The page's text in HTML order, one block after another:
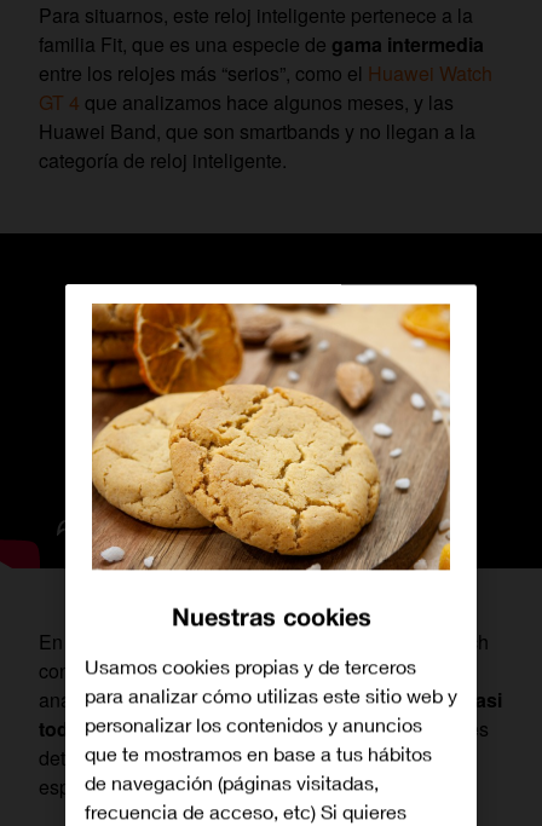
Para situarnos, este reloj inteligente pertenece a la
familia Fit, que es una especie de gama intermedia
entre los relojes más “serios”, como el Huawei Watch
GT 4 que analizamos hace algunos meses, y las
Huawei Band, que son smartbands y no llegan a la
categoría de reloj inteligente.
En este caso sí estamos hablando de un smartwatch
con todas las letras (como vamos a ver en este
análisis sobre el papel) y además uno quereúne casi
todo lo que se puede pedir. Veámoslo no sin antes
detenernos, como viene siendo habitual, en sus
especificaciones principales:
Nuestras cookies
Usamos cookies propias y de terceros
para analizar cómo utilizas este sitio web y
personalizar los contenidos y anuncios
que te mostramos en base a tus hábitos
de navegación (páginas visitadas,
frecuencia de acceso, etc) Si quieres